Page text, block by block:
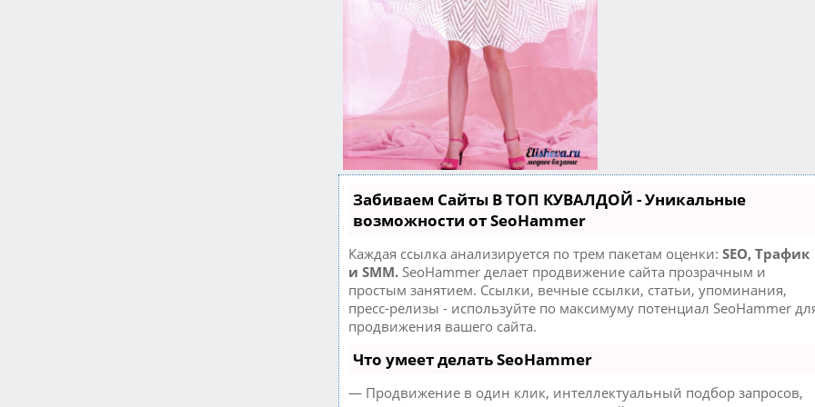
Забиваем Сайты В ТОП КУВАЛДОЙ - Уникальные
возможности от SeoHammer
Каждая ссылка анализируется по трем пакетам оценки: SEO, Трафик
и SMM. SeoHammer делает продвижение сайта прозрачным и
простым занятием. Ссылки, вечные ссылки, статьи, упоминания,
пресс-релизы - используйте по максимуму потенциал SeoHammer
продвижения вашего сайта.
Что умеет делать SeoHammer
— Продвижение в один клик, интеллектуальный подбор запросов,